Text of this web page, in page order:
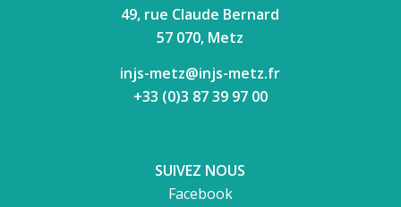
49, rue Claude Bernard
57 070, Metz
injs-metz@injs-metz.fr
+33 (0)3 87 39 97 00
SUIVEZ NOUS
Facebook